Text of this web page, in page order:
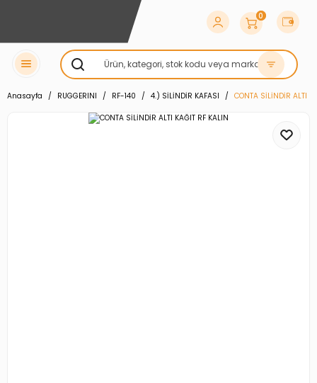
0
Anasayfa RUGGERINI RF-140 4.) SİLİNDİR KAFASI CONTA SİLİNDİR ALTI